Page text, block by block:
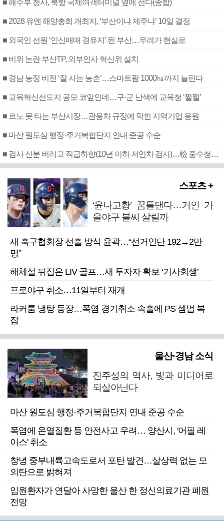
■ 해수부 청사, 북항 국제여객터미널 옆에 선다(종합)
■ 2028 유엔 해양총회 개최지, ‘부산이냐 제주냐’ 10일 결정
■ 외국인 선원 ‘인신매매 경유지’ 된 부산…우려가 현실로
■ 비위 논란 부산TP, 외부인사 혁신위 설치
■ 경남 농정 비전 ‘잘 사는 농촌’…스마트팜 1000㏊까지 늘린다
■ 교육혁신선도지 공모 코앞인데…구·군 난색에 교육청 ‘쩔쩔’
■ 르노 못 타는 부산시장…관용차 규정에 막힌 지역기업 응원
■ 마산 원도심 행정·주거복합단지 연내 준공 수순
■ 검사 신분 버리고 직급하향(10년 이하 저연차 검사)…檢 중수청행 기피
스포츠 +
‘윤나고황’ 꿈틀댄다…거인 가
을야구 불씨 살릴까
새 축구협회장 선출 방식 윤곽…“선거인단 192→2만
명”
해체설 뒤집은 LIV 골프…새 투자자 확보 ‘기사회생’
프로야구 취소…11일부터 재개
라커룸 냉탕 등장…폭염 경기취소 속출에 PS 셈법 복
잡
울산·경남 소식
진주성의 역사, 빛과 미디어로
되살아난다
마산 원도심 행정·주거복합단지 연내 준공 수순
폭염에 온열질환 등 안전사고 우려… 양산시, '어필 레
이스' 취소
창녕 중부내륙고속도로서 포탄 발견…살상력 없는 모
의탄으로 밝혀져
입원환자가 연달아 사망한 울산 한 정신의료기관 폐원
전망